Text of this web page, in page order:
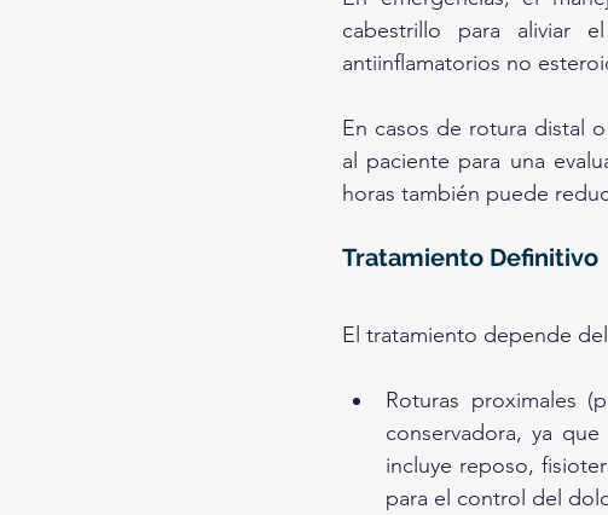
cabestrillo para aliviar
antiinflamatorios no
En casos de rotura distal
al paciente para una
horas también puede
Tratamiento Definitivo
El tratamiento depende
Roturas proximales
conservadora, ya
incluye reposo,
para el control del